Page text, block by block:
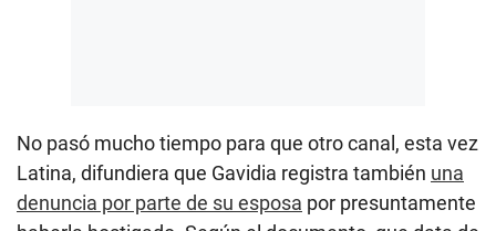
No pasó mucho tiempo para que otro canal, esta vez
Latina, difundiera que Gavidia registra también una
denuncia por parte de su esposa por presuntamente